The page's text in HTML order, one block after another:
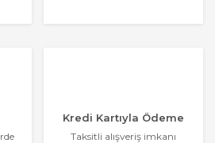
Kredi Kartıyla Ödeme
Taksitli alışveriş imkanı